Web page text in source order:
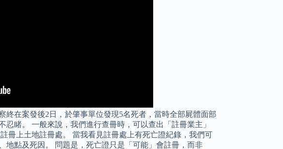
終在案發後2日，於肇事單位發現5名死者，當時全部屍體面部
睹。 一般來說，我們進行查冊時，可以查出「註冊業主」
冊上土地註冊處。 當我看見註冊處上有死亡證紀錄，我們可
地點及死因。 問題是，死亡證只是「可能」會註冊，而非